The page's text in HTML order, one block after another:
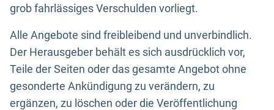
grob fahrlässiges Verschulden vorliegt.
Alle Angebote sind freibleibend und unverbindlich.
Der Herausgeber behält es sich ausdrücklich vor,
Teile der Seiten oder das gesamte Angebot ohne
gesonderte Ankündigung zu verändern, zu
ergänzen, zu löschen oder die Veröffentlichung